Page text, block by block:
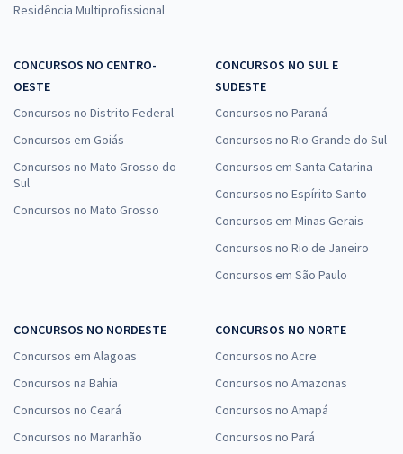
Residência Multiprofissional
CONCURSOS NO CENTRO-
OESTE
Concursos no Distrito Federal
Concursos em Goiás
Concursos no Mato Grosso do
Sul
Concursos no Mato Grosso
CONCURSOS NO SUL E
SUDESTE
Concursos no Paraná
Concursos no Rio Grande do Sul
Concursos em Santa Catarina
Concursos no Espírito Santo
Concursos em Minas Gerais
Concursos no Rio de Janeiro
Concursos em São Paulo
CONCURSOS NO NORDESTE
Concursos em Alagoas
Concursos na Bahia
Concursos no Ceará
Concursos no Maranhão
CONCURSOS NO NORTE
Concursos no Acre
Concursos no Amazonas
Concursos no Amapá
Concursos no Pará